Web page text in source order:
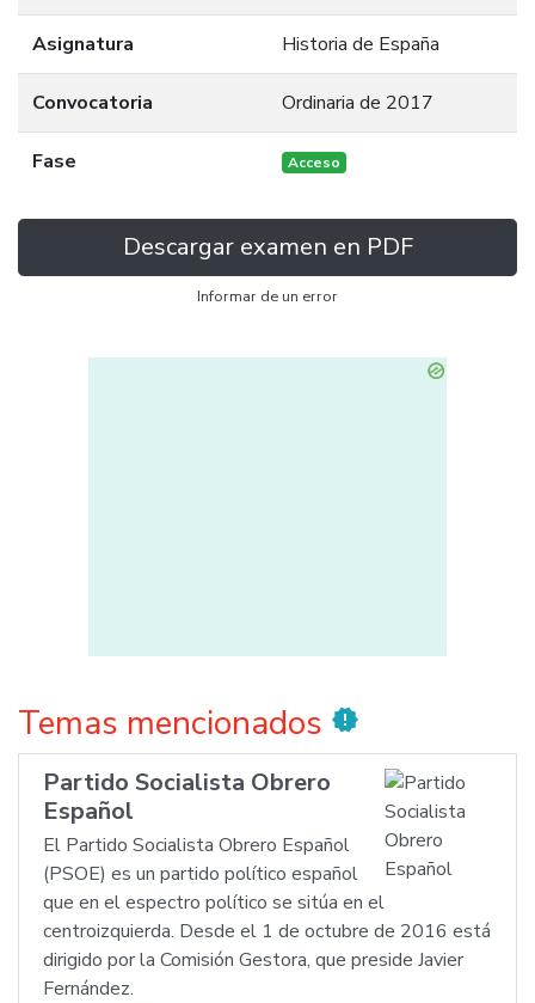
Asignatura Historia de España
Convocatoria Ordinaria de 2017
Fase Acceso
Descargar examen en PDF
Informar de un error
Temas mencionados new_releases
Partido Socialista Obrero
Español
El Partido Socialista Obrero Español
(PSOE) es un partido político español
que en el espectro político se sitúa en el
centroizquierda. Desde el 1 de octubre de 2016 está
dirigido por la Comisión Gestora, que preside Javier
Fernández.